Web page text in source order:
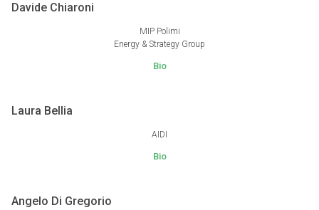
Davide Chiaroni
MIP Polimi
Energy & Strategy Group
Bio
Laura Bellia
AIDI
Bio
Angelo Di Gregorio